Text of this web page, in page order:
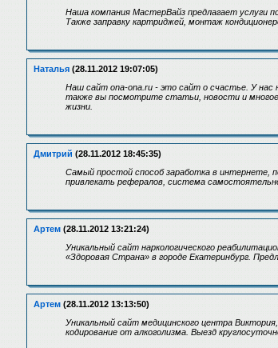
Наша компания МастерВайз предлагает услуги
Также заправку картриджей, монтаж
Наталья (28.11.2012 19:07:05)
Наш сайт ona-ona.ru - это сайт о счастье. У
также вы посмотрите статьи, новости и
жизни.
Дмитрий (28.11.2012 18:45:35)
Самый простой способ заработка в интернете,
привлекать рефералов, система
Артем (28.11.2012 13:21:24)
Уникальный сайт наркологического
«Здоровая Страна» в городе Екатеринбург.
Артем (28.11.2012 13:13:50)
Уникальный сайт медицинского центра
кодирование от алкоголизма. Выезд